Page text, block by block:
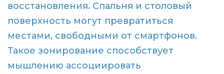
восстановления. Спальня и столовый
поверхность могут превратиться
местами, свободными от смартфонов.
Такое зонирование способствует
мышлению ассоциировать